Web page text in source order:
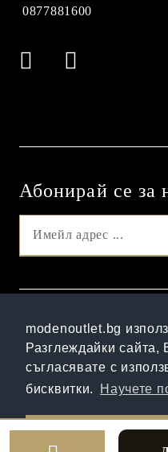
modenoutlet.bg
Разглеждайки сайта,
съгласявате с
бисквитки.
Научете
0877881600
Абонирай се за
Нашият онлайн
Прочетете
Онлайн